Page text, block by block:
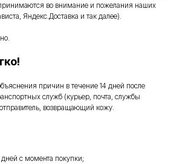
во внимание и пожелания наших
Яндекс.Доставка и так далее).
причин в течение 14 дней после
служб (курьер, почта, службы
возвращающий кожу.
дней с момента покупки;